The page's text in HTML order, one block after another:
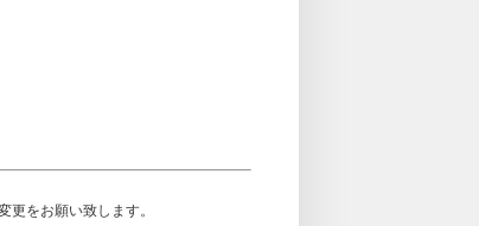
をお願い致します。